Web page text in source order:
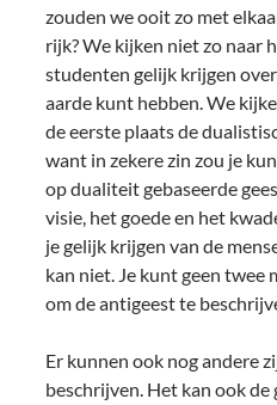
zouden we ooit zo met
rijk? We kijken niet zo naar
studenten gelijk krijgen
aarde kunt hebben. We
de eerste plaats de
want in zekere zin zou je
op dualiteit gebaseerde
visie, het goede en het
je gelijk krijgen van de
kan niet. Je kunt geen twee
om de antigeest te
Er kunnen ook nog andere
beschrijven. Het kan ook